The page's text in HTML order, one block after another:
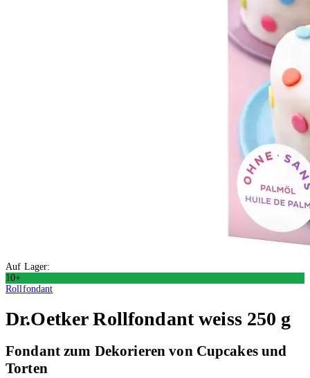
Auf Lager:
10+
Rollfondant
Dr.OetkerRollfondant weiss 250 g
Fondant zum Dekorieren von Cupcakes und
Torten